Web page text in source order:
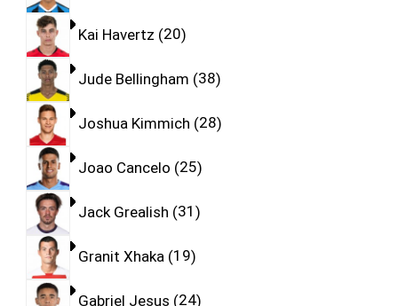
Kai Havertz 20
Jude Bellingham 38
Joshua Kimmich 28
Joao Cancelo 25
Jack Grealish 31
Granit Xhaka 19
Gabriel Jesus 24